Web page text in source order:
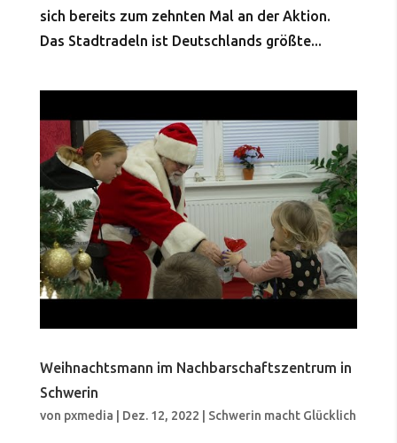
sich bereits zum zehnten Mal an der Aktion.
Das Stadtradeln ist Deutschlands größte...
Weihnachtsmann im Nachbarschaftszentrum in
Schwerin
von pxmedia Dez. 12, 2022 Schwerin macht Glücklich